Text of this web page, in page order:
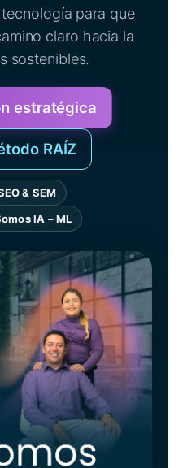
para que
claro hacia la
sostenibles.
estratégica
RAÍZ
& SEM
IA – ML